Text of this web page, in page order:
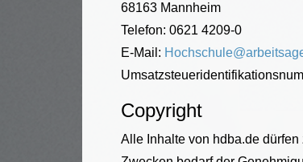
68163 Mannheim
Telefon: 0621 4209-0
E-Mail:
Copyright
Alle Inhalte von hdba.de